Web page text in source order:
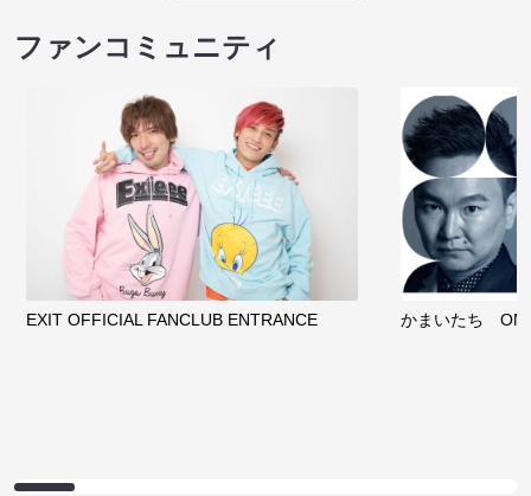
ファンコミュニティ
EXIT OFFICIAL FANCLUB ENTRANCE かまいたち